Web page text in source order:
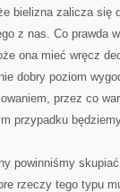
bielizna zalicza się
z nas. Co prawda
ona mieć wręcz
dobry poziom
przez co
przypadku
powinniśmy
rzeczy tego typu